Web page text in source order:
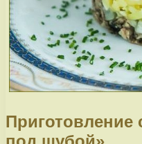
Приготовление